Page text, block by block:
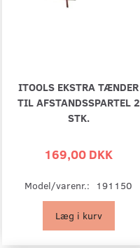
ITOOLS EKSTRA TÆNDER
TIL AFSTANDSSPARTEL 2
STK.
169,00 DKK
Model/varenr.: 191150
Læg i kurv